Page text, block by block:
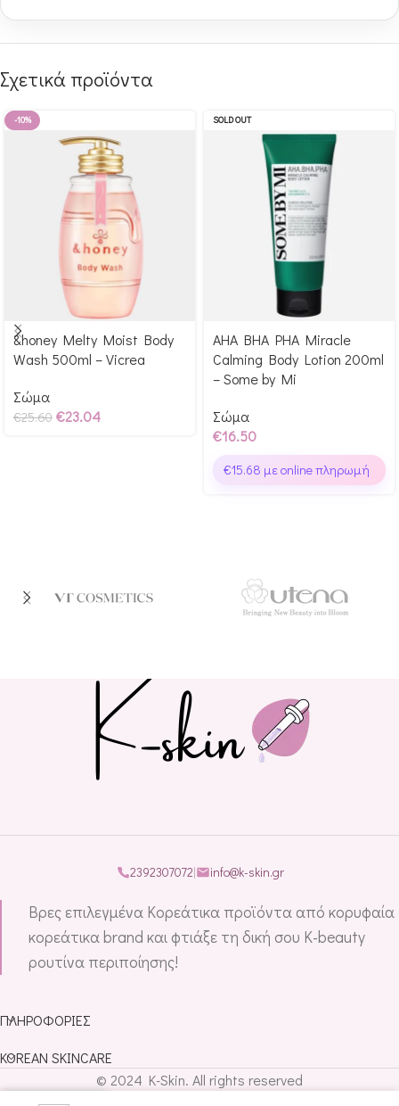
Σχετικά προϊόντα
-10%
Αγόρασε & κέρδισε 256
Glow Points!
&honey Melty Moist Body
Wash 500ml – Vicrea
Σώμα
€25.60 €23.04
SOLD OUT
Αγόρασε & κέρδισε 165
Glow Points!
AHA BHA PHA Miracle
Calming Body Lotion 200ml
– Some by Mi
Σώμα
€16.50
€15.68 με online πληρωμή
2392307072| info@k-skin.gr
Βρες επιλεγμένα Κορεάτικα προϊόντα από κορυφαία
κορεάτικα brand και φτιάξε τη δική σου K-beauty
ρουτίνα περιποίησης!
ΠΛΗΡΟΦΟΡΊΕΣ
KOREAN SKINCARE
© 2024 K-Skin. All rights reserved